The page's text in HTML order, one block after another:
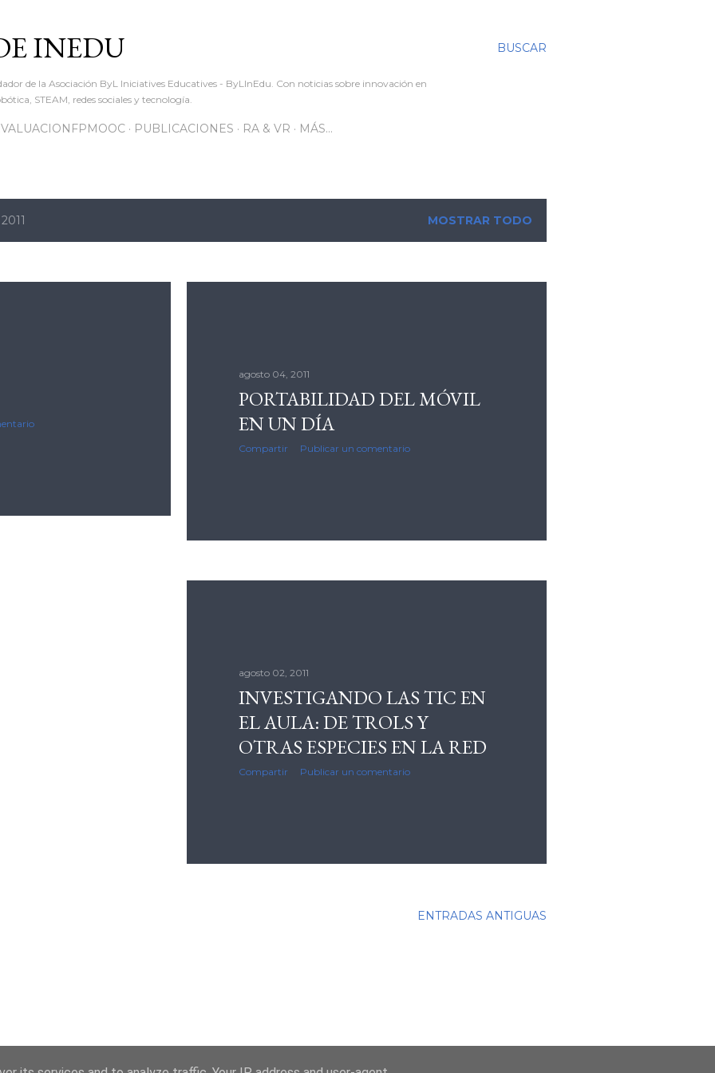
BUSCAR
INEDU
de la Asociación ByL Iniciatives Educatives - ByLInEdu. Con noticias sobre innovación en
STEAM, redes sociales y tecnología.
PUBLICACIONES RA & VR MÁS…
MOSTRAR TODO
agosto 04, 2011
PORTABILIDAD DEL MÓVIL
EN UN DÍA
Compartir Publicar un comentario
agosto 02, 2011
INVESTIGANDO LAS TIC EN
EL AULA: DE TROLS Y
OTRAS ESPECIES EN LA RED
Compartir Publicar un comentario
ENTRADAS ANTIGUAS